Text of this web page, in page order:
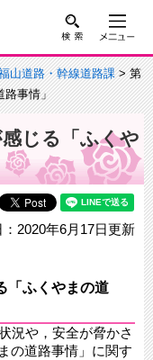
山道路・幹線道路課> 第
路事情」
じる「ふくや
2020年6月17日更新
ふくやまの道
況や，安全が脅かさ
の道路事情」に関す